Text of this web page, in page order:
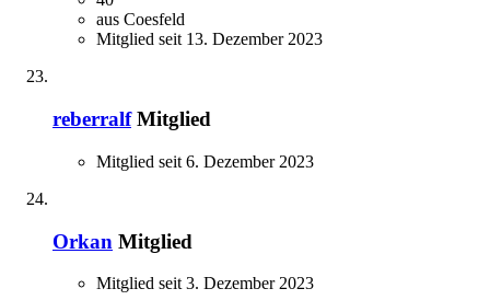
aus Coesfeld
Mitglied seit 13. Dezember 2023
reberralf Mitglied
Mitglied seit 6. Dezember 2023
Orkan Mitglied
Mitglied seit 3. Dezember 2023